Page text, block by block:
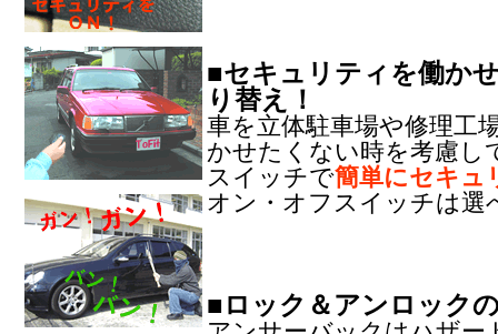
■セキュリティを働か
り替え！
車を立体駐車場や修理工
かせたくない時を考慮し
スイッチで簡単にセキュ
オン・オフスイッチは選
■ロック＆アンロック